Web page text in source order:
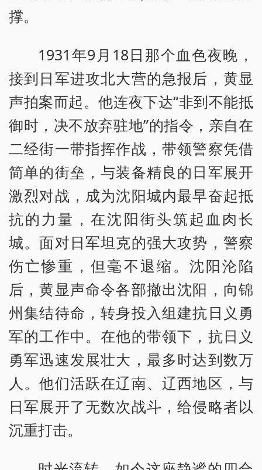
撑。
1931年9月18日那个血色夜晚，
接到日军进攻北大营的急报后，黄显
声拍案而起。他连夜下达“非到不能抵
御时，决不放弃驻地”的指令，亲自在
二经街一带指挥作战，带领警察凭借
简单的街垒，与装备精良的日军展开
激烈对战，成为沈阳城内最早奋起抵
抗的力量，在沈阳街头筑起血肉长
城。面对日军坦克的强大攻势，警察
伤亡惨重，但毫不退缩。沈阳沦陷
后，黄显声命令各部撤出沈阳，向锦
州集结待命，转身投入组建抗日义勇
军的工作中。在他的带领下，抗日义
勇军迅速发展壮大，最多时达到数万
人。他们活跃在辽南、辽西地区，与
日军展开了无数次战斗，给侵略者以
沉重打击。